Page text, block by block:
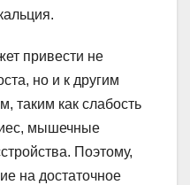
привести не
но и к другим
таким как слабость
мышечные
Поэтому,
на достаточное